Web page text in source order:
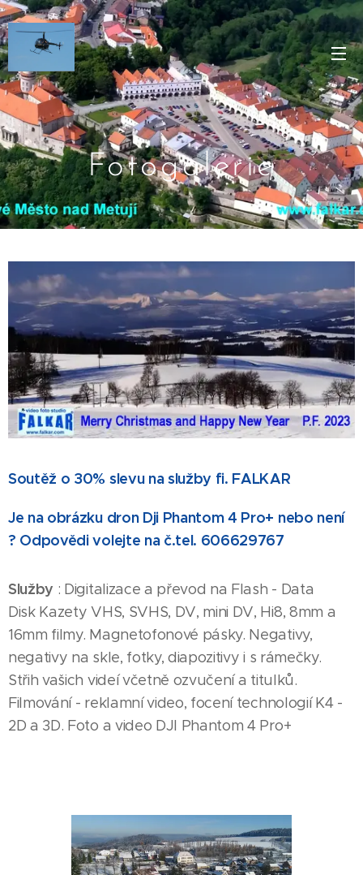
Fotogalerie
Soutěž o 30% slevu na služby fi. FALKAR
Je na obrázku dron Dji Phantom 4 Pro+ nebo není
? Odpovědi volejte na č.tel. 606629767
Služby : Digitalizace a převod na Flash - Data
Disk Kazety VHS, SVHS, DV, mini DV, Hi8, 8mm a
16mm filmy. Magnetofonové pásky. Negativy,
negativy na skle, fotky, diapozitivy i s rámečky.
Střih vašich videí včetně ozvučení a titulků.
Filmování - reklamní video, focení technologií K4 -
2D a 3D. Foto a video DJI Phantom 4 Pro+